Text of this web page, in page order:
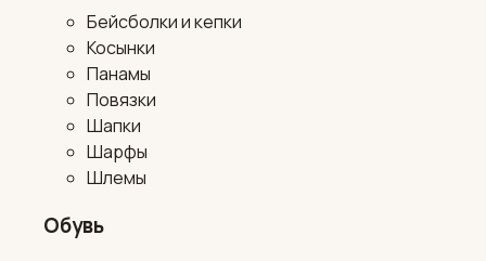
Бейсболки и кепки
Косынки
Панамы
Повязки
Шапки
Шарфы
Шлемы
Обувь